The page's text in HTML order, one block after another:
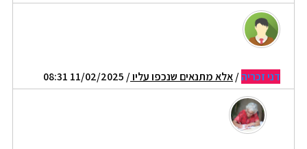
דני זכריה/אלא מתנאים שנכפו עליו/ 11/02/2025 08:31